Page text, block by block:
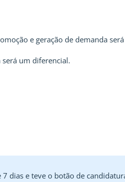
e geração de demanda
um diferencial.
dias e teve o botão de